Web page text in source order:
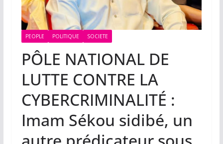
PEOPLE POLITIQUE SOCIETE
PÔLE NATIONAL DE
LUTTE CONTRE LA
CYBERCRIMINALITÉ :
Imam Sékou sidibé, un